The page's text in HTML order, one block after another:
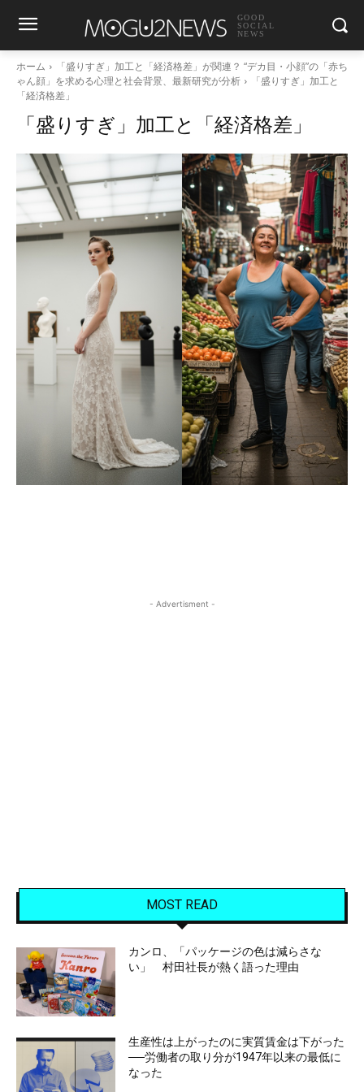
GOOD
SOCIAL
NEWS
ホーム
「盛りすぎ」加工と「経済格差」が関連？ “デカ目・小顔”の「赤ち
ゃん顔」を求める心理と社会背景、最新研究が分析
「盛りすぎ」加工と
「経済格差」
「盛りすぎ」加工と「経済格差」
- Advertisment -
MOST READ
カンロ、「パッケージの色は減らさな
い」 村田社長が熱く語った理由
生産性は上がったのに実質賃金は下がった
──労働者の取り分が1947年以来の最低に
なった